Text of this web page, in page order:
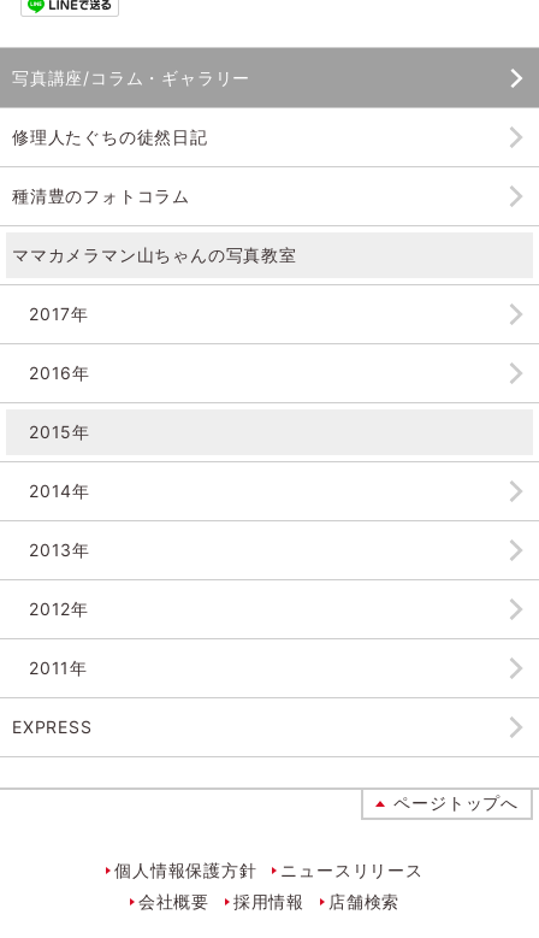
写真講座/コラム・ギャラリー
修理人たぐちの徒然日記
種清豊のフォトコラム
ママカメラマン山ちゃんの写真教室
2017年
2016年
2015年
2014年
2013年
2012年
2011年
EXPRESS
ページトップへ
個人情報保護方針
ニュースリリース
会社概要
採用情報 店舗検索